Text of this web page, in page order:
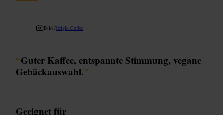
Bild /Origin Coffee
“Guter Kaffee, entspannte Stimmung, vegane
Gebäckauswahl.”
Geeignet für